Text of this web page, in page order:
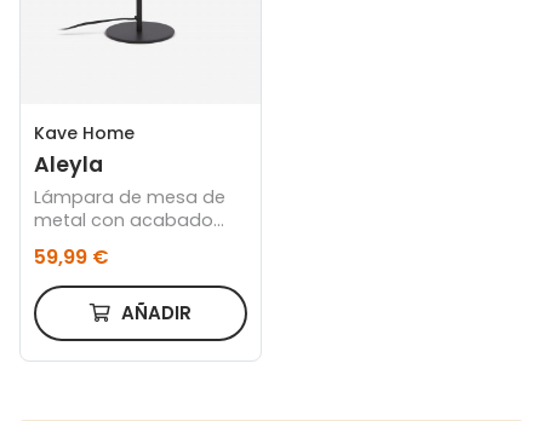
Kave Home
Aleyla
Lámpara de mesa de
metal con acabado
59,99 €
AÑADIR